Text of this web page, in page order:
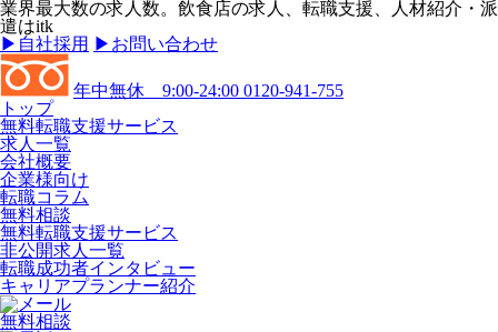
業界最大数の求人数。飲食店の求人、転職支援、人材紹介・派
遣はitk
▶︎自社採用 ▶︎お問い合わせ
年中無休 9:00-24:00 0120-941-755
トップ
無料転職支援サービス
求人一覧
会社概要
企業様向け
転職コラム
無料相談
無料転職支援サービス
非公開求人一覧
転職成功者インタビュー
キャリアプランナー紹介
無料相談